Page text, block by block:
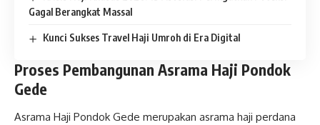
Gagal Berangkat Massal
Kunci Sukses Travel Haji Umroh di Era Digital
Proses Pembangunan Asrama Haji Pondok
Gede
Asrama Haji Pondok Gede merupakan asrama haji perdana